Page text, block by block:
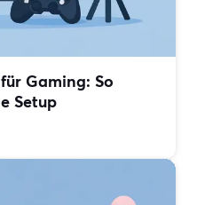
Gaming: So
Setup